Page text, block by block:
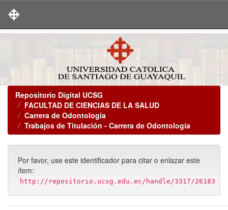
Repositorio Digital UCSG
FACULTAD DE CIENCIAS DE LA SALUD
Carrera de Odontología
Trabajos de Titulación - Carrera de Odontología
Por favor, use este identificador para citar o enlazar este
ítem:
http://repositorio.ucsg.edu.ec/handle/3317/26183